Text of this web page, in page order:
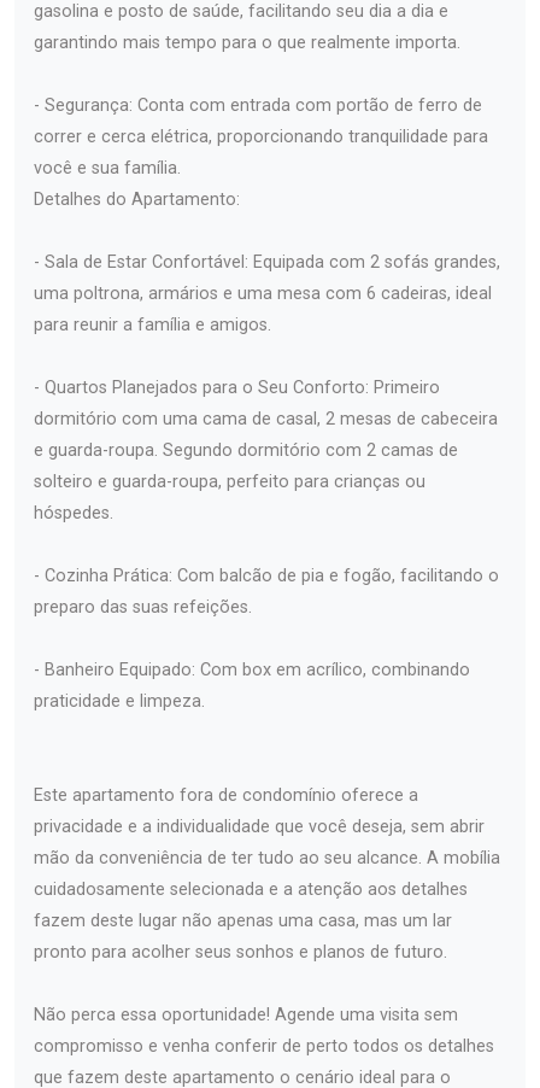
gasolina e posto de saúde, facilitando seu dia a dia e
garantindo mais tempo para o que realmente importa.
- Segurança: Conta com entrada com portão de ferro de
correr e cerca elétrica, proporcionando tranquilidade para
você e sua família.
Detalhes do Apartamento:
- Sala de Estar Confortável: Equipada com 2 sofás grandes,
uma poltrona, armários e uma mesa com 6 cadeiras, ideal
para reunir a família e amigos.
- Quartos Planejados para o Seu Conforto: Primeiro
dormitório com uma cama de casal, 2 mesas de cabeceira
e guarda-roupa. Segundo dormitório com 2 camas de
solteiro e guarda-roupa, perfeito para crianças ou
hóspedes.
- Cozinha Prática: Com balcão de pia e fogão, facilitando o
preparo das suas refeições.
- Banheiro Equipado: Com box em acrílico, combinando
praticidade e limpeza.
Este apartamento fora de condomínio oferece a
privacidade e a individualidade que você deseja, sem abrir
mão da conveniência de ter tudo ao seu alcance. A mobília
cuidadosamente selecionada e a atenção aos detalhes
fazem deste lugar não apenas uma casa, mas um lar
pronto para acolher seus sonhos e planos de futuro.
Não perca essa oportunidade! Agende uma visita sem
compromisso e venha conferir de perto todos os detalhes
que fazem deste apartamento o cenário ideal para o